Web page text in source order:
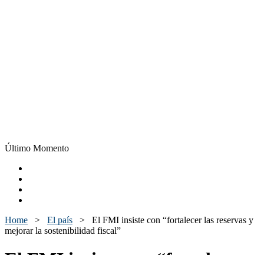
Último Momento
Home > El país > El FMI insiste con “fortalecer las reservas y
mejorar la sostenibilidad fiscal”